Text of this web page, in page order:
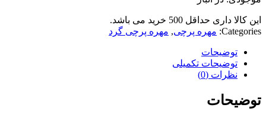
این کالا داری حداقل 500 خرید می باشد.
Categories: مهره پرچی, مهره پرچی گرد
توضیحات
توضیحات تکمیلی
نظرات (0)
توضیحات